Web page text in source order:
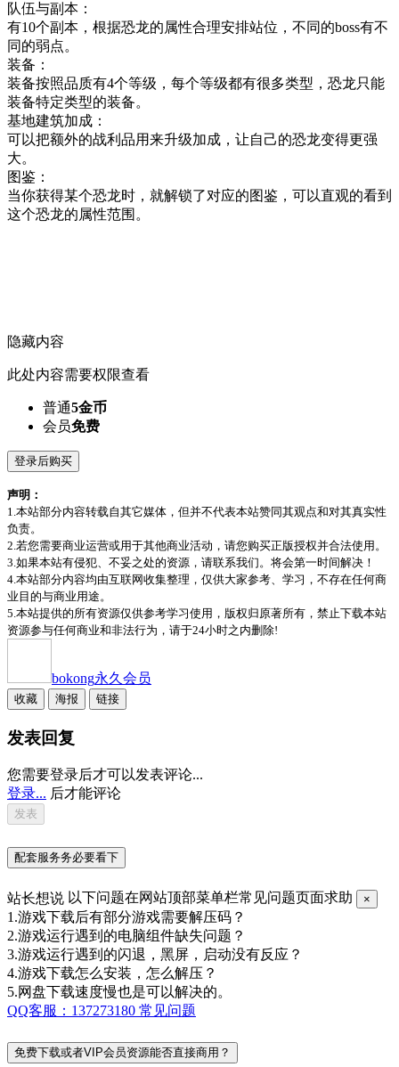
队伍与副本：
有10个副本，根据恐龙的属性合理安排站位，不同的boss有不
同的弱点。
装备：
装备按照品质有4个等级，每个等级都有很多类型，恐龙只能
装备特定类型的装备。
基地建筑加成：
可以把额外的战利品用来升级加成，让自己的恐龙变得更强
大。
图鉴：
当你获得某个恐龙时，就解锁了对应的图鉴，可以直观的看到
这个恐龙的属性范围。
隐藏内容
此处内容需要权限查看
普通5金币
会员免费
登录后购买
声明：
1.本站部分内容转载自其它媒体，但并不代表本站赞同其观点和对其真实性
负责。
2.若您需要商业运营或用于其他商业活动，请您购买正版授权并合法使用。
3.如果本站有侵犯、不妥之处的资源，请联系我们。将会第一时间解决！
4.本站部分内容均由互联网收集整理，仅供大家参考、学习，不存在任何商
业目的与商业用途。
5.本站提供的所有资源仅供参考学习使用，版权归原著所有，禁止下载本站
资源参与任何商业和非法行为，请于24小时之内删除!
bokong永久会员
收藏 海报 链接
发表回复
您需要登录后才可以发表评论...
登录... 后才能评论
配套服务务必要看下
站长想说 以下问题在网站顶部菜单栏常见问题页面求助 ×
1.游戏下载后有部分游戏需要解压码？
2.游戏运行遇到的电脑组件缺失问题？
3.游戏运行遇到的闪退，黑屏，启动没有反应？
4.游戏下载怎么安装，怎么解压？
5.网盘下载速度慢也是可以解决的。
QQ客服：137273180 常见问题
免费下载或者VIP会员资源能否直接商用？